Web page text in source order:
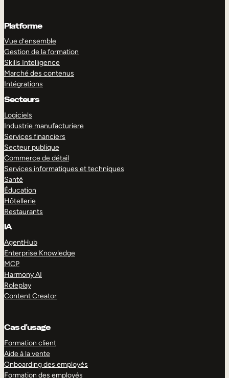
Platforme
Vue d’ensemble
Gestion de la formation
Skills Intelligence
Marché des contenus
Intégrations
Secteurs
Logiciels
Industrie manufacturiere
Services financiers
Secteur publique
Commerce de détail
Services informatiques et techniques
Santé
Éducation
Hôtellerie
Restaurants
IA
AgentHub
Enterprise Knowledge
MCP
Harmony AI
Roleplay
Content Creator
Cas d’usage
Formation client
Aide à la vente
Onboarding des employés
Formation des employés